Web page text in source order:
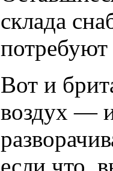
склада
Вот и
воздух —
если что,